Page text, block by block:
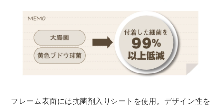
フレーム表面には抗菌剤入りシートを使用。デザイン性を